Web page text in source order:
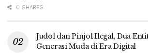
0 SHARES
Judol dan Pinjol Ilegal, Dua
Generasi Muda di Era Digital